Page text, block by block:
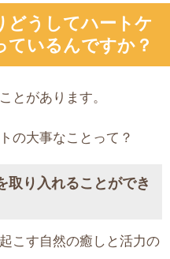
どうしてハートケ
ているんですか？
とがあります。
の大事なことって？
取り入れることができ
こす自然の癒しと活力の